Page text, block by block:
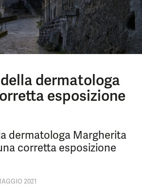
dermatologa
esposizione
dermatologa Margherita
corretta esposizione
2021